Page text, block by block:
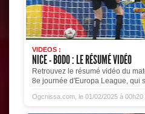
VIDEOS :
NICE - BODO : LE RÉSUMÉ VIDÉO
Retrouvez le résumé vidéo du
8e journée d'Europa League, qui
Ogcnissa.com, le 01/02/2025 à 00h20